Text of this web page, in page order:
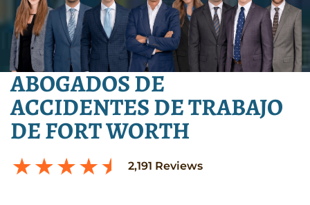
ABOGADOS DE
ACCIDENTES DE TRABAJO
DE FORT WORTH
2,191 Reviews